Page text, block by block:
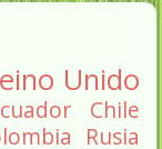
Unido
Chile
Rusia